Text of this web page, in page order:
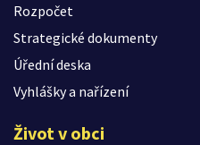
Rozpočet
Strategické dokumenty
Úřední deska
Vyhlášky a nařízení
Život v obci